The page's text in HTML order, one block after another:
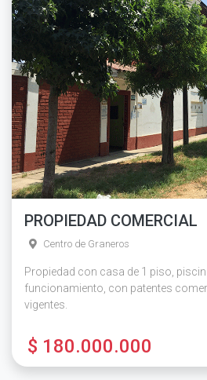
PROPIEDAD COMERCIAL
Centro de Graneros
Propiedad con casa de 1 piso,
funcionamiento, con patentes
vigentes.
$ 180.000.000